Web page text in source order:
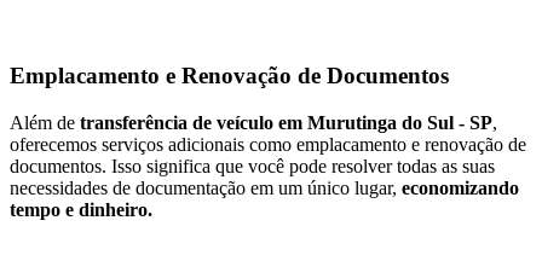
Emplacamento e Renovação de Documentos
Além de transferência de veículo em Murutinga do Sul - SP,
oferecemos serviços adicionais como emplacamento e renovação de
documentos. Isso significa que você pode resolver todas as suas
necessidades de documentação em um único lugar, economizando
tempo e dinheiro.